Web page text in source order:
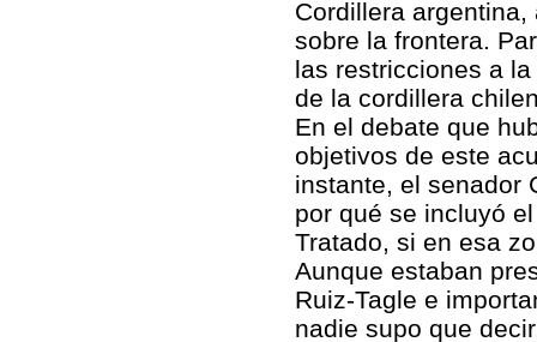
Cordillera
sobre la frontera.
las restricciones a
de la cordillera
En el debate que
objetivos de este
instante, el senador
por qué se incluyó
Tratado, si en esa
Aunque estaban
Ruiz-Tagle e
nadie supo que